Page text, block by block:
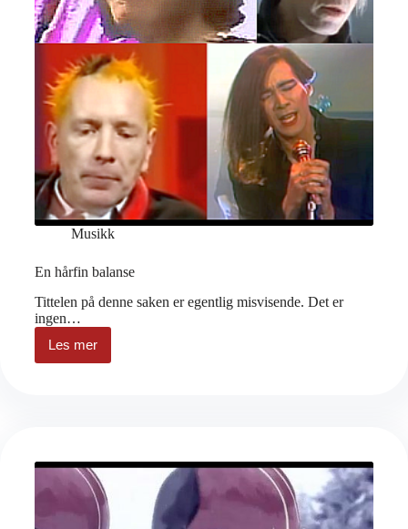
Musikk
En hårfin balanse
Tittelen på denne saken er egentlig misvisende. Det er
ingen…
Les mer
En
hårfin